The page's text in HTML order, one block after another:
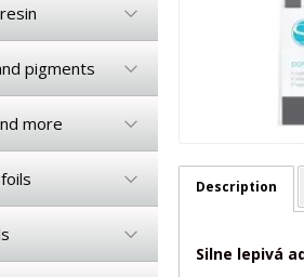
pigments
more
Description
Silne lepivá